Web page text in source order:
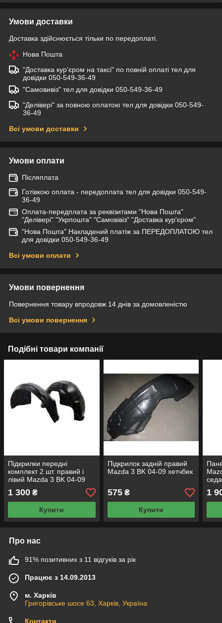
Умови доставки
Доставка здійснюється тільки по передоплаті.
Нова Пошта
"Доставка кур'єром на таксі" по повній оплаті тел для
довідки 050-549-36-49
"Самовивіз" тел для довідки 050-549-36-49
"Делівері" за повною оплатою тел для довідки 050-549-
36-49
Всі умови доставки
Умови оплати
Післяплата
Готівкою оплата - передоплата тел для довідки 050-549-
36-49
Оплата-передплата за реквізитами "Нова Пошта"
"Делівері" "Укрпошта" "Самовівіз" "Доставка кур'єром"
"Нова Пошта" Накладений платіж за ПЕРЕДОПЛАТОЮ тел
для довідки 050-549-36-49
Всі умови оплати
Умови повернення
Повернення товару впродовж 14 днів за домовленістю
Всі умови повернення
Подібні товари компанії
Підкрилки передні
комплект 2 шт. правий і
лівий Mazda 3 BK 04-09
хітчбек
1 300 ₴
Купити
Підкрилок задній правий
Mazda 3 BK 04-09 хетчбек
575₴
Купити
1
Про нас
91% позитивних з 11 відгуків за рік
Працює з 14.09.2013
м. Харків
Григорівське шосе 63, Харків, Україна
Контакти